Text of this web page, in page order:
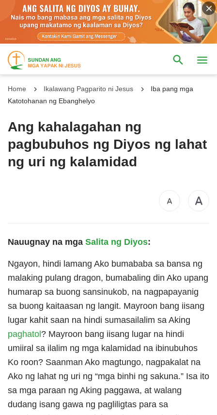
Home Ikalawang Pagparito ni Jesus
Iba pang mga
Katotohanan ng Ebanghelyo
Ang kahalagahan ng
pagbubuhos ng Diyos ng lahat
ng uri ng kalamidad
Nauugnay na mga Salita ng Diyos:
Ngayon, hindi lamang Ako bumababa sa bansa ng
malaking pulang dragon, bumabaling din Ako upang
humarap sa buong sansinukob, na nagpapayanig
sa buong kaitaasan ng langit. Mayroon bang iisang
lugar kahit saan na hindi sumasailalim sa Aking
paghatol? Mayroon bang iisang lugar na hindi
umiiral sa ilalim ng mga kalamidad na ibinubuhos
Ko roon? Saanman Ako magtungo, nagpakalat na
Ako ng lahat ng uri ng “mga binhi ng sakuna.” Isa ito
sa mga paraan ng Aking paggawa, at walang
dudang isang gawa ng pagliligtas para sa